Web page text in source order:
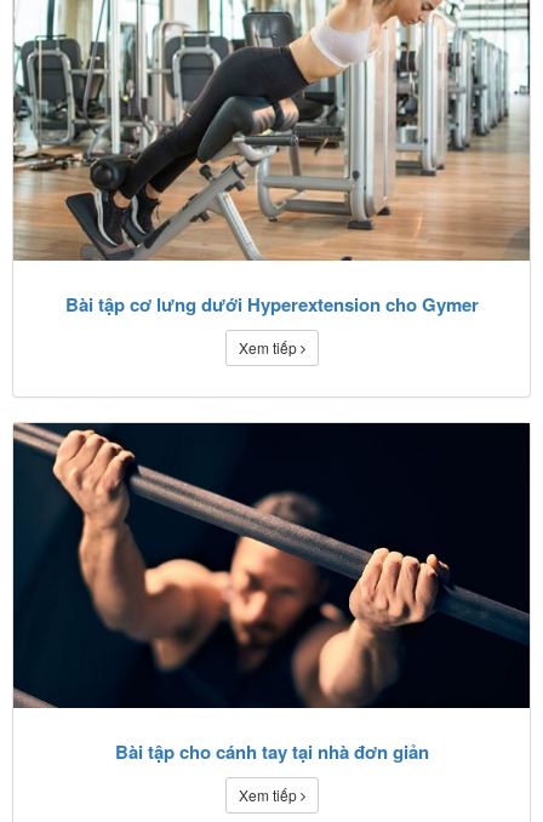
Bài tập cơ lưng dưới Hyperextension cho Gymer
Xem tiếp
Bài tập cho cánh tay tại nhà đơn giản
Xem tiếp